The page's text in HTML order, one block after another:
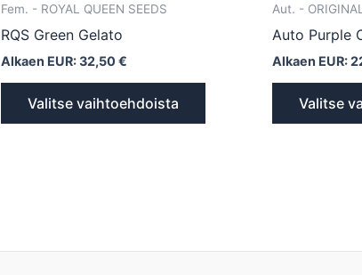
Fem. - ROYAL QUEEN SEEDS
RQS Green Gelato
Alkaen EUR:32,50€
Valitse vaihtoehdoista
Aut. -
Auto Purple
Alkaen EUR:
Valitse